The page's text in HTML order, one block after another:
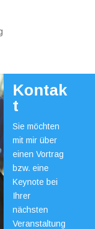
Kontak
t
Sie möchten
mit mir über
einen Vortrag
bzw. eine
Keynote bei
Ihrer
nächsten
Veranstaltung